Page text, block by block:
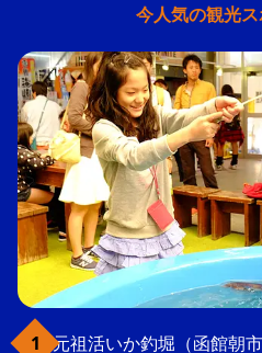
今人気の観光
元祖活いか釣堀（函館朝